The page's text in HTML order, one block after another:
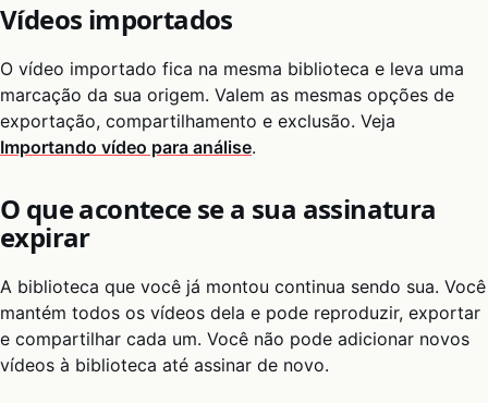
Vídeos importados
O vídeo importado fica na mesma biblioteca e leva uma
marcação da sua origem. Valem as mesmas opções de
exportação, compartilhamento e exclusão. Veja
Importando vídeo para análise.
O que acontece se a sua assinatura
expirar
A biblioteca que você já montou continua sendo sua. Você
mantém todos os vídeos dela e pode reproduzir, exportar
e compartilhar cada um. Você não pode adicionar novos
vídeos à biblioteca até assinar de novo.